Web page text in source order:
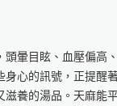
頭暈目眩、血壓偏高
身心的訊號，正提醒
滋養的湯品。天麻能